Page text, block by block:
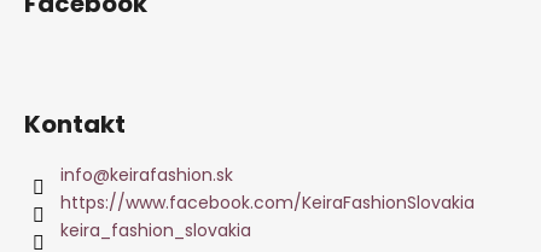
Kontakt
info@keirafashion.sk
https://www.facebook.com/KeiraFashionSlovakia
keira_fashion_slovakia